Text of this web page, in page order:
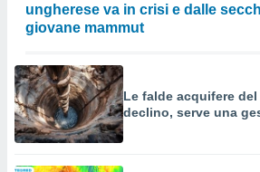
ungherese va in crisi e dalle
giovane mammut
Le falde acquifere
declino, serve una